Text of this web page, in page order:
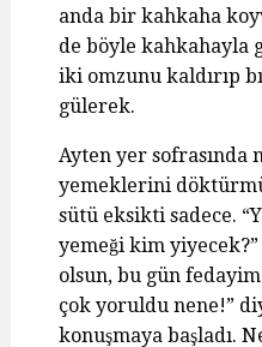
anda bir kahkaha
de böyle kahkahayla
iki omzunu kaldırıp
gülerek.
Ayten yer sofrasında
yemeklerini
sütü eksikti sadece.
yemeği kim
olsun, bu gün
çok yoruldu nene!”
konuşmaya başladı.